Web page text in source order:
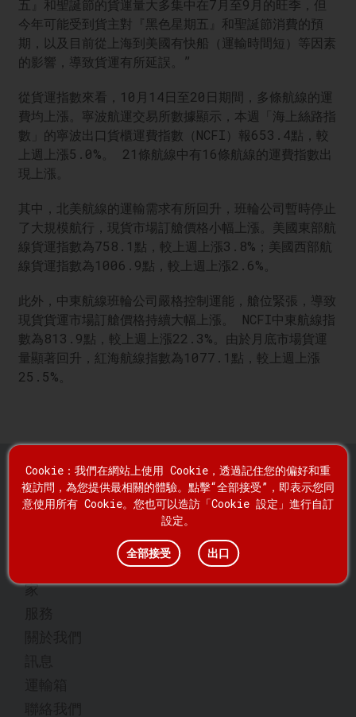
五』和聖誕節的貨運量大多集中在7月至9月的旺季，但
今年可能受到貨主對『黑色星期五』和聖誕節消費的預
期，以及目前從上海到美國有快船（運輸時間短）等因素
的影響，導致貨運有所延誤。”
從貨運指數來看，10月14日至20日期間，多條航線的運
費均上漲。寧波航運交易所數據顯示，本週「海上絲路指
數」的寧波出口貨櫃運費指數（NCFI）報653.4點，較
上週上漲5.0%。 21條航線中有16條航線的運費指數出
現上漲。
其中，北美航線的運輸需求有所回升，班輪公司暫時停止
了大規模航行，現貨市場訂艙價格小幅上漲。美國東部航
線貨運指數為758.1點，較上週上漲3.8%；美國西部航
線貨運指數為1006.9點，較上週上漲2.6%。
此外，中東航線班輪公司嚴格控制運能，艙位緊張，導致
現貨貨運市場訂艙價格持續大幅上漲。 NCFI中東航線指
數為813.9點，較上週上漲22.3%。由於月底市場貨運
量顯著回升，紅海航線指數為1077.1點，較上週上漲
25.5%。
家
Cookie：我們在網站上使用 Cookie，透過記住您的偏好和重
複訪問，為您提供最相關的體驗。點擊“全部接受”，即表示您同
意使用所有 Cookie。您也可以造訪「Cookie 設定」進行自訂
設定。
全部接受 出口